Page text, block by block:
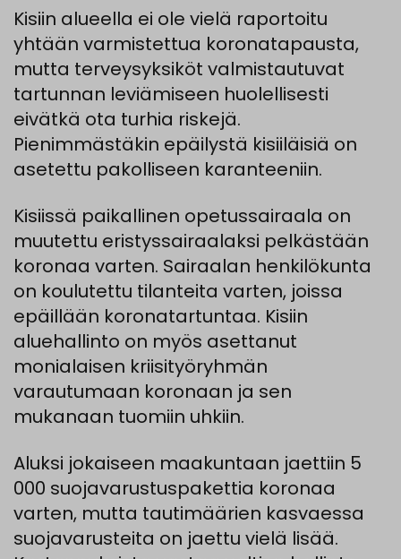
Kisiin alueella ei ole vielä raportoitu
yhtään varmistettua koronatapausta,
mutta terveysyksiköt valmistautuvat
tartunnan leviämiseen huolellisesti
eivätkä ota turhia riskejä.
Pienimmästäkin epäilystä kisiiläisiä on
asetettu pakolliseen karanteeniin.
Kisiissä paikallinen opetussairaala on
muutettu eristyssairaalaksi pelkästään
koronaa varten. Sairaalan henkilökunta
on koulutettu tilanteita varten, joissa
epäillään koronatartuntaa. Kisiin
aluehallinto on myös asettanut
monialaisen kriisityöryhmän
varautumaan koronaan ja sen
mukanaan tuomiin uhkiin.
Aluksi jokaiseen maakuntaan jaettiin 5
000 suojavarustuspakettia koronaa
varten, mutta tautimäärien kasvaessa
suojavarusteita on jaettu vielä lisää.